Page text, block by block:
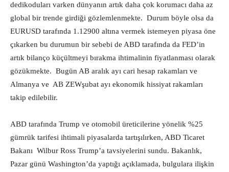
dedikoduları varken dünyanın artık daha çok korumacı daha az
global bir trende girdiği gözlemlenmekte. Durum böyle olsa da
EURUSD tarafında 1.12900 altına vermek istemeyen piyasa öne
çıkarken bu durumun bir sebebi de ABD tarafında da FED’in
artık bilanço küçültmeyi bırakma ihtimalinin fiyatlanması olarak
gözükmekte. Bugün AB aralık ayı cari hesap rakamları ve
Almanya ve AB ZEWşubat ayı ekonomik hissiyat rakamları
takip edilebilir.
ABD tarafında Trump ve otomobil üreticilerine yönelik %25
gümrük tarifesi ihtimali piyasalarda tartışılırken, ABD Ticaret
Bakanı Wilbur Ross Trump’a tavsiyelerini sundu. Bakanlık,
Pazar günü Washington’da yaptığı açıklamada, bulgulara ilişkin